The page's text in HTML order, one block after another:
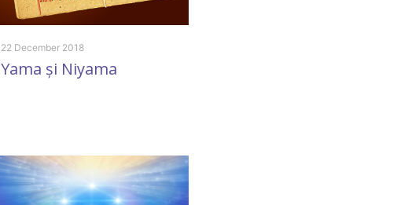
22 December 2018
Yama și Niyama